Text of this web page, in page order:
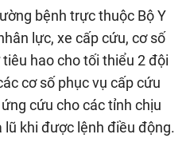
bệnh trực thuộc Bộ Y
lực, xe cấp cứu, cơ số
hao cho tối thiểu 2 đội
cơ số phục vụ cấp cứu
cứu cho các tỉnh chịu
khi được lệnh điều động.